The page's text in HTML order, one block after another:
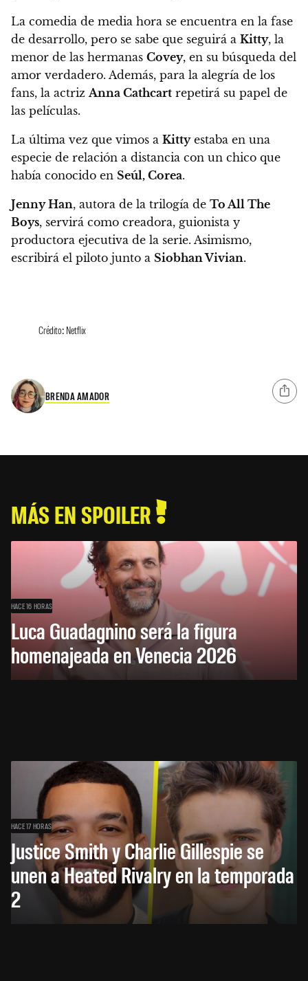
La comedia de media hora se encuentra en la fase
de desarrollo, pero se sabe que seguirá a Kitty, la
menor de las hermanas Covey, en su búsqueda del
amor verdadero. Además, para la alegría de los
fans, la actriz Anna Cathcart repetirá su papel de
las películas.
La última vez que vimos a Kitty estaba en una
especie de relación a distancia con un chico que
había conocido en Seúl, Corea.
Jenny Han, autora de la trilogía de To All The
Boys, servirá como creadora, guionista y
productora ejecutiva de la serie. Asimismo,
escribirá el piloto junto a Siobhan Vivian.
Crédito: Netflix
BRENDA AMADOR
MÁS EN SPOILER
HACE 16 HORAS
Luca Guadagnino será la figura
homenajeada en Venecia 2026
HACE 17 HORAS
Justice Smith y Charlie Gillespie se
unen a Heated Rivalry en la temporada
2